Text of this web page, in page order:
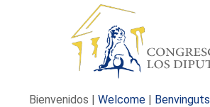
Bienvenidos | Welcome | Benvinguts